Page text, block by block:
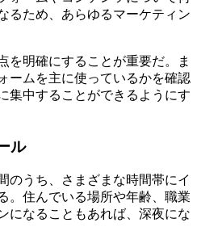
るため、あらゆるマーケティン
を明確にすることが重要だ。ま
ームを主に使っているかを確認
集中することができるようにす
ル
のうち、さまざまな時間帯にイ
。住んでいる場所や年齢、職業
になることもあれば、深夜にな